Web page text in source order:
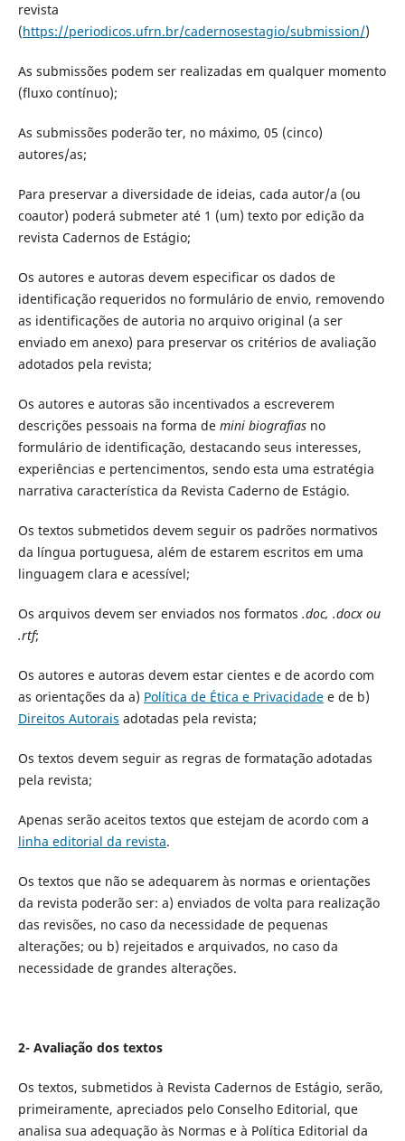
revista
(https://periodicos.ufrn.br/cadernosestagio/submission/)
As submissões podem ser realizadas em qualquer momento
(fluxo contínuo);
As submissões poderão ter, no máximo, 05 (cinco)
autores/as;
Para preservar a diversidade de ideias, cada autor/a (ou
coautor) poderá submeter até 1 (um) texto por edição da
revista Cadernos de Estágio;
Os autores e autoras devem especificar os dados de
identificação requeridos no formulário de envio, removendo
as identificações de autoria no arquivo original (a ser
enviado em anexo) para preservar os critérios de avaliação
adotados pela revista;
Os autores e autoras são incentivados a escreverem
descrições pessoais na forma de mini biografiasno
formulário de identificação, destacando seus interesses,
experiências e pertencimentos, sendo esta uma estratégia
narrativa característica da Revista Caderno de Estágio.
Os textos submetidos devem seguir os padrões normativos
da língua portuguesa, além de estarem escritos em uma
linguagem clara e acessível;
Os arquivos devem ser enviados nos formatos .doc, .docx ou
.rtf;
Os autores e autoras devem estar cientes e de acordo com
as orientações da a) Política de Ética e Privacidadee de b)
Direitos Autorais adotadas pela revista;
Os textos devem seguir as regras de formatação adotadas
pela revista;
Apenas serão aceitos textos que estejam de acordo com a
linha editorial da revista.
Os textos que não se adequarem às normas e orientações
da revista poderão ser: a) enviados de volta para realização
das revisões, no caso da necessidade de pequenas
alterações; ou b) rejeitados e arquivados, no caso da
necessidade de grandes alterações.
2- Avaliação dos textos
Os textos, submetidos à Revista Cadernos de Estágio, serão,
primeiramente, apreciados pelo Conselho Editorial, que
analisa sua adequação às Normas e à Política Editorial da